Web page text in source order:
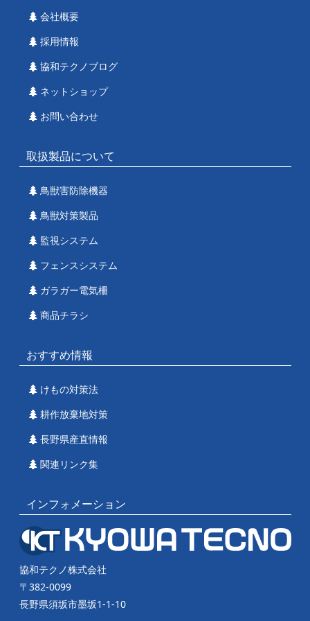
会社概要
採用情報
協和テクノブログ
ネットショップ
お問い合わせ
取扱製品について
鳥獣害防除機器
鳥獣対策製品
監視システム
フェンスシステム
ガラガー電気柵
商品チラシ
おすすめ情報
けもの対策法
耕作放棄地対策
長野県産直情報
関連リンク集
インフォメーション
協和テクノ株式会社
〒382-0099
長野県須坂市墨坂1-1-10